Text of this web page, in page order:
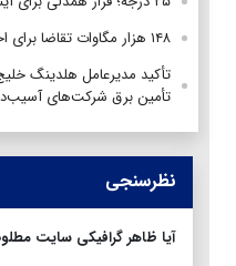
۱۴۸ هزار مگاوات تقاضا برای احداث نیروگاه ثبت شد
تأکید مدیرعامل هلدینگ
تأمین برق شرکت‌های
نظرسنجی
آیا ظاهر گرافیکی سایت